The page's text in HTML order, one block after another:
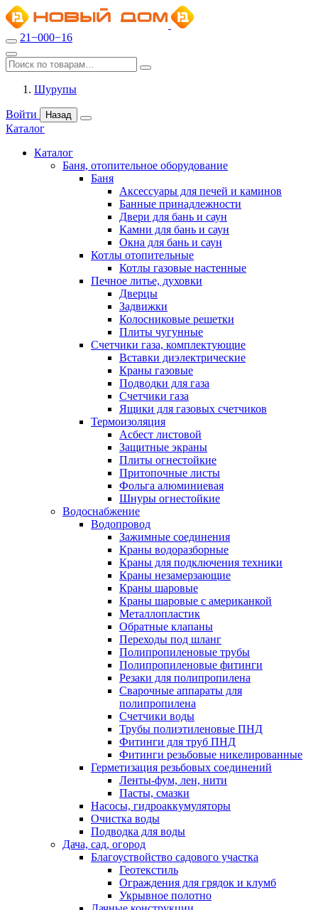
21−000−16
Шурупы
Войти Назад
Каталог
Каталог
Баня, отопительное оборудование
Баня
Аксессуары для печей и каминов
Банные принадлежности
Двери для бань и саун
Камни для бань и саун
Окна для бань и саун
Котлы отопительные
Котлы газовые настенные
Печное литье, духовки
Дверцы
Задвижки
Колосниковые решетки
Плиты чугунные
Счетчики газа, комплектующие
Вставки диэлектрические
Краны газовые
Подводки для газа
Счетчики газа
Ящики для газовых счетчиков
Термоизоляция
Асбест листовой
Защитные экраны
Плиты огнестойкие
Притопочные листы
Фольга алюминиевая
Шнуры огнестойкие
Водоснабжение
Водопровод
Зажимные соединения
Краны водоразборные
Краны для подключения техники
Краны незамерзающие
Краны шаровые
Краны шаровые с американкой
Металлопластик
Обратные клапаны
Переходы под шланг
Полипропиленовые трубы
Полипропиленовые фитинги
Резаки для полипропилена
Сварочные аппараты для
полипропилена
Счетчики воды
Трубы полиэтиленовые ПНД
Фитинги для труб ПНД
Фитинги резьбовые никелированные
Герметизация резьбовых соединений
Ленты-фум, лен, нити
Пасты, смазки
Насосы, гидроаккумуляторы
Очистка воды
Подводка для воды
Дача, сад, огород
Благоуствойство садового участка
Геотекстиль
Ограждения для грядок и клумб
Укрывное полотно